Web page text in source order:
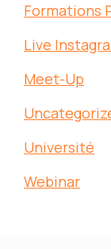
Formations
Live
Meet-Up
Université
Webinar